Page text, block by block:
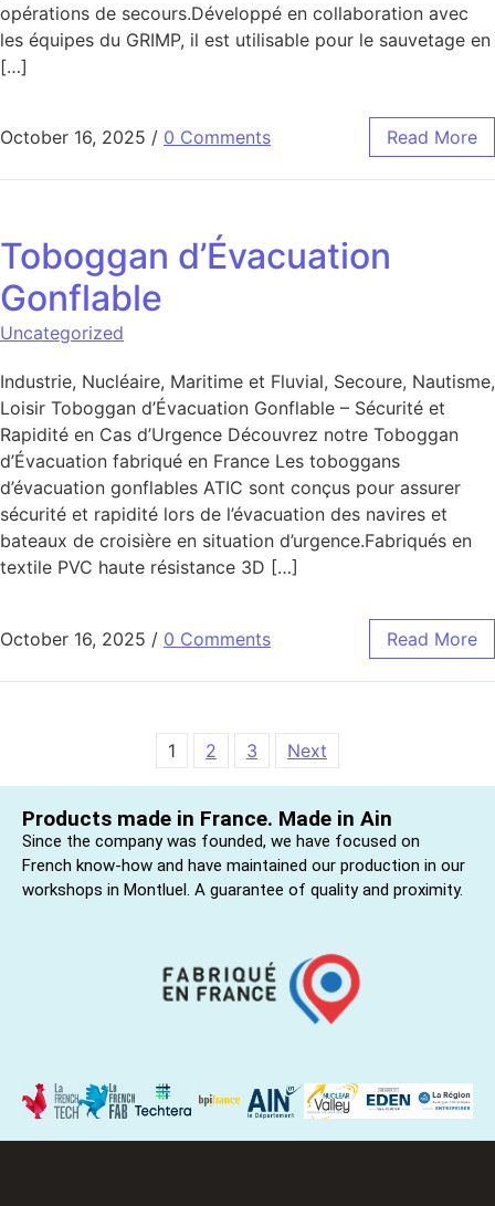
opérations de secours.Développé en collaboration avec
les équipes du GRIMP, il est utilisable pour le sauvetage en
[…]
October 16, 2025 / 0 Comments Read More
Toboggan d’Évacuation
Gonflable
Uncategorized
Industrie, Nucléaire, Maritime et Fluvial, Secoure, Nautisme,
Loisir Toboggan d’Évacuation Gonflable – Sécurité et
Rapidité en Cas d’Urgence Découvrez notre Toboggan
d’Évacuation fabriqué en France Les toboggans
d’évacuation gonflables ATIC sont conçus pour assurer
sécurité et rapidité lors de l’évacuation des navires et
bateaux de croisière en situation d’urgence.Fabriqués en
textile PVC haute résistance 3D […]
October 16, 2025 / 0 Comments Read More
1 2 3 Next
Products made in France. Made in Ain
Since the company was founded, we have focused on
French know-how and have maintained our production in our
workshops in Montluel. A guarantee of quality and proximity.